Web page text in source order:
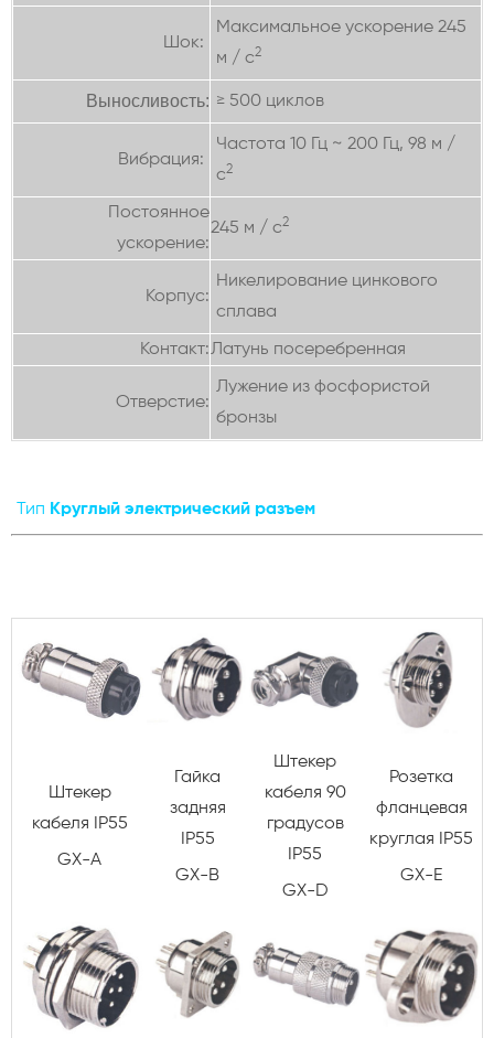
Шок:
Максимальное ускорение 245
м / с2
Выносливость: ≥ 500 циклов
Вибрация:
Частота 10 Гц ~ 200 Гц, 98 м /
с2
Постоянное
ускорение:
245 м / с2
Корпус:
Никелирование цинкового
сплава
Контакт:Латунь посеребренная
Отверстие:
Лужение из фосфористой
бронзы
Тип Круглый электрический разъем
Штекер
кабеля IP55
GX-A
Гайка
задняя
IP55
GX-B
Штекер
кабеля 90
градусов
IP55
GX-D
Розетка
фланцевая
круглая IP55
GX-E